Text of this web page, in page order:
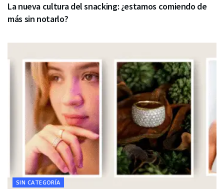
La nueva cultura del snacking: ¿estamos comiendo de
más sin notarlo?
SIN CATEGORÍA